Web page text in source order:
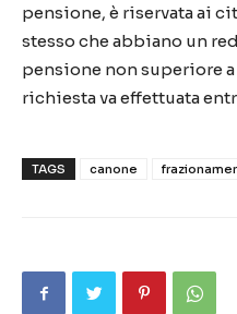
pensione, è riservata ai
stesso che abbiano un
pensione non superiore a
richiesta va effettuata
TAGS canone